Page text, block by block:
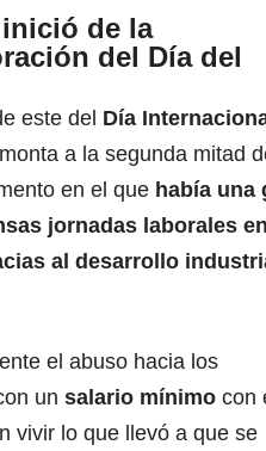
de la
del Día del
este del Día
a la segunda mitad
en el que había una
jornadas laborales
al desarrollo
el abuso hacia los
un salario mínimo con
vivir lo que llevó a que se